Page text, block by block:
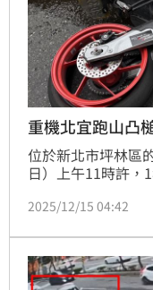
重機北宜跑山凸
位於新北市坪林區
日）上午11時許，
摔，消防人員獲報
2025/12/15 04:42